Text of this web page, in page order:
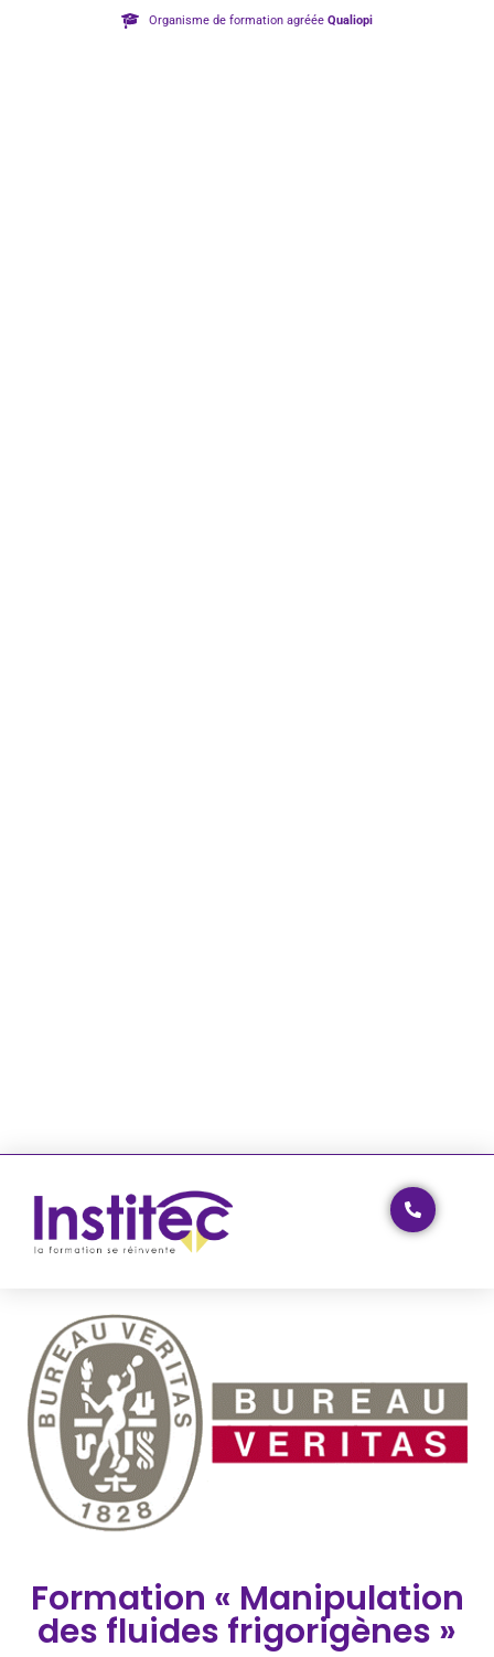
Organisme de formation agréée Qualiopi
Formation « Manipulation
des fluides frigorigènes »